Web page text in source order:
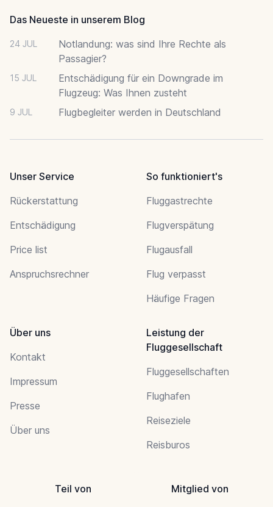
Das Neueste in unserem Blog
24 JUL
Notlandung: was sind Ihre Rechte als
Passagier?
15 JUL
Entschädigung für ein Downgrade im
Flugzeug: Was Ihnen zusteht
9 JUL Flugbegleiter werden in Deutschland
Unser Service
Rückerstattung
Entschädigung
Price list
Anspruchsrechner
So funktioniert's
Fluggastrechte
Flugverspätung
Flugausfall
Flug verpasst
Häufige Fragen
Über uns
Kontakt
Impressum
Presse
Über uns
Leistung der
Fluggesellschaft
Fluggesellschaften
Flughafen
Reiseziele
Reisburos
Teil von Mitglied von